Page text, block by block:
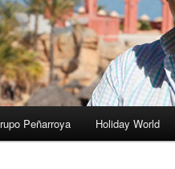
Peñarroya Holiday World